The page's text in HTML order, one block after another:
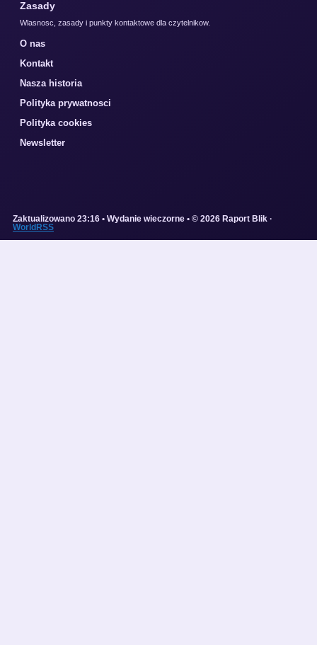
Zasady
Wlasnosc, zasady i punkty kontaktowe dla czytelnikow.
O nas
Kontakt
Nasza historia
Polityka prywatnosci
Polityka cookies
Newsletter
Zaktualizowano 23:16 • Wydanie wieczorne • © 2026 Raport Blik ·
WorldRSS